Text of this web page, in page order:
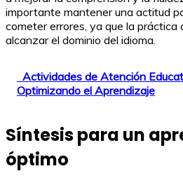
importante mantener una actitud
cometer errores, ya que la
alcanzar el dominio del idioma.
Actividades de Atención
Optimizando el Aprendizaje
Síntesis para un
óptimo